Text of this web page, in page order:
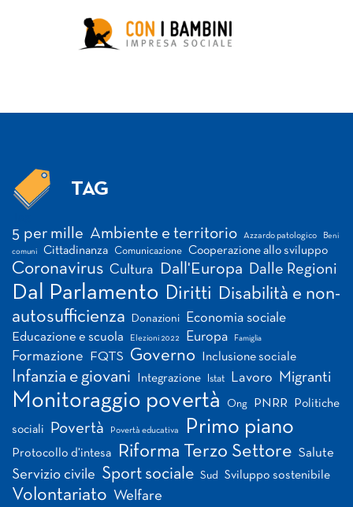
TAG
5 per mille Ambiente e territorio Azzardo patologico Beni
comuni Cittadinanza Comunicazione Cooperazione allo sviluppo
Coronavirus Cultura Dall'Europa Dalle Regioni
Dal Parlamento Diritti Disabilità e non-
autosufficienza
Donazioni Economia sociale
Educazione e scuola Elezioni 2022 Europa Famiglia
Formazione FQTS Governo Inclusione sociale
Infanzia e giovani Integrazione Istat Lavoro Migranti
Monitoraggio povertà Ong PNRR Politiche
sociali Povertà Povertà educativa Primo piano
Protocollo d'intesa Riforma Terzo Settore Salute
Servizio civile Sport sociale Sud Sviluppo sostenibile
Volontariato Welfare